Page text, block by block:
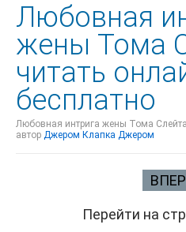
Любовная
жены Тома
читать
бесплатно
Любовная интрига жены Тома Слейта
автор Джером Клапка Джером
Перейти на